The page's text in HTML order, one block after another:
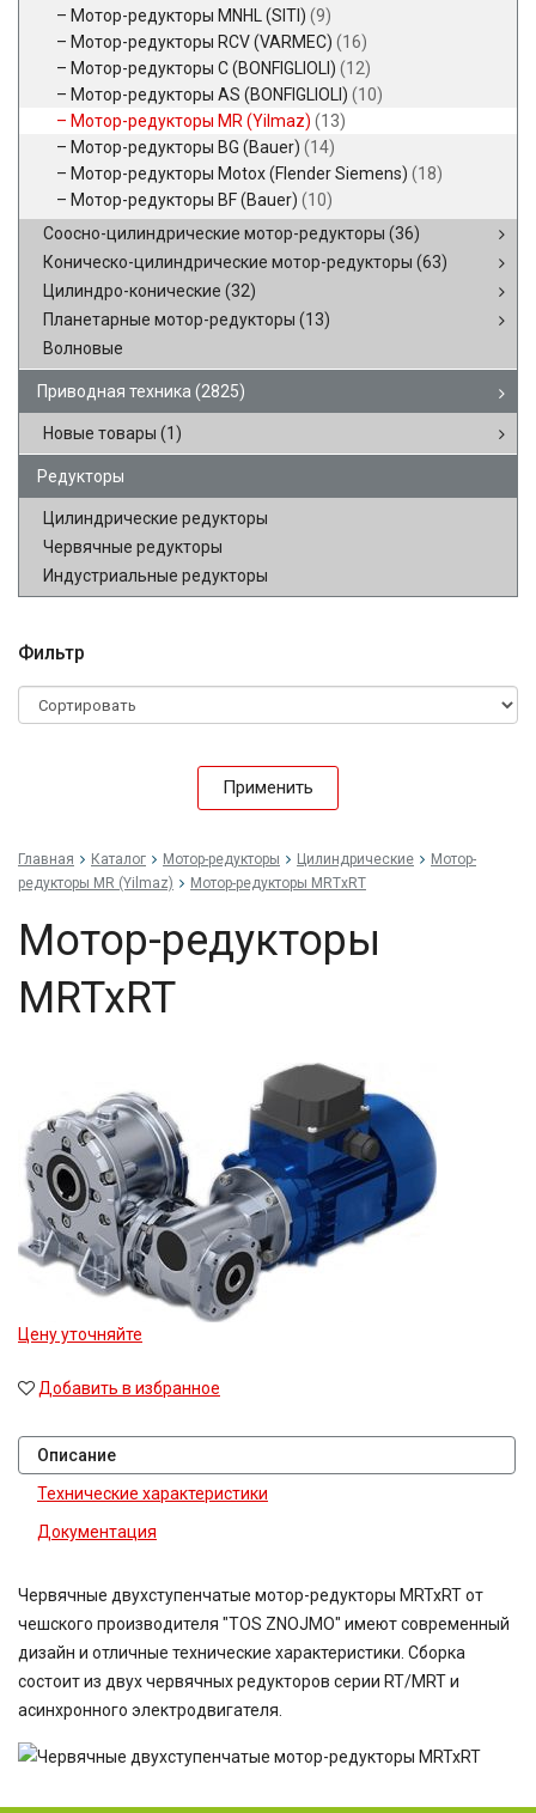
Мотор-редукторы MNHL (SITI) (9)
Мотор-редукторы RCV (VARMEC) (16)
Мотор-редукторы C (BONFIGLIOLI) (12)
Мотор-редукторы AS (BONFIGLIOLI) (10)
Мотор-редукторы MR (Yilmaz) (13)
Мотор-редукторы BG (Bauer) (14)
Мотор-редукторы Motox (Flender Siemens) (18)
Мотор-редукторы BF (Bauer) (10)
Соосно-цилиндрические мотор-редукторы (36)
Коническо-цилиндрические мотор-редукторы (63)
Цилиндро-конические (32)
Планетарные мотор-редукторы (13)
Волновые
Приводная техника (2825)
Новые товары (1)
Редукторы
Цилиндрические редукторы
Червячные редукторы
Индустриальные редукторы
Фильтр
Применить
Главная Каталог Мотор-редукторы Цилиндрические
Мотор-
редукторы MR (Yilmaz)
Мотор-редукторы MRTxRT
Мотор-редукторы
MRTxRT
Цену уточняйте
Добавить в избранное
Описание
Технические характеристики
Документация
Червячные двухступенчатые мотор-редукторы MRTxRT от
чешского производителя "TOS ZNOJMO" имеют современный
дизайн и отличные технические характеристики. Сборка
состоит из двух червячных редукторов серии RT/MRT и
асинхронного электродвигателя.